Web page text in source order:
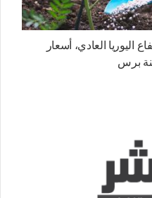
جنيها وارتفاع اليوريا العادي، أسعار
برس